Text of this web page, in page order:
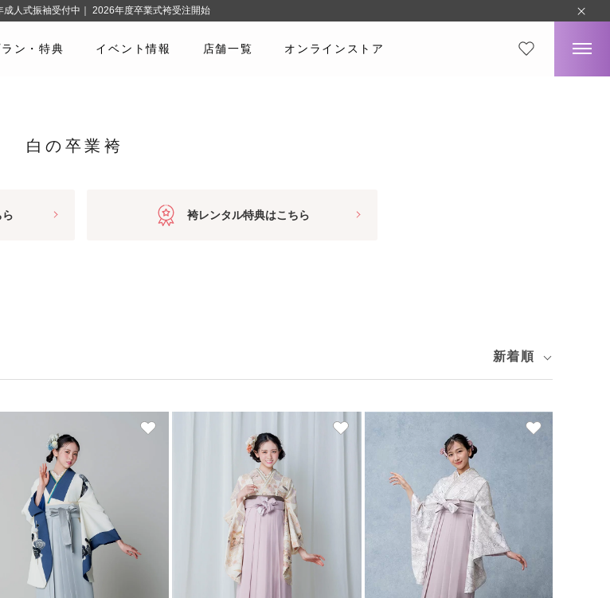
ン・特典 イベント情報 店舗一覧 オンラインストア
白の卒業袴
袴レンタル特典はこちら
新着順
人式振袖受付中｜ 2026年度卒業式袴受注開始